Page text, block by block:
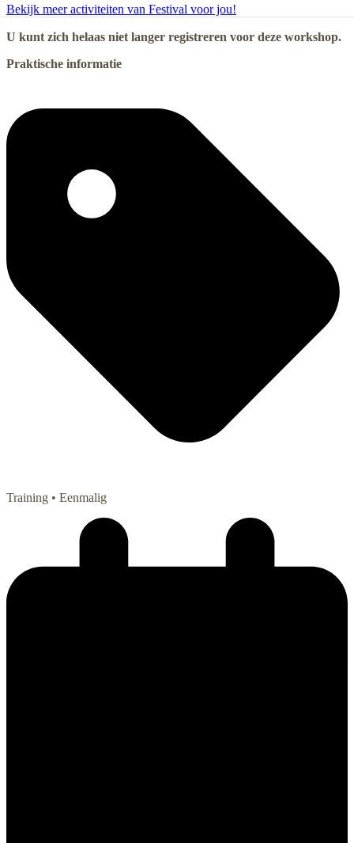
Bekijk meer activiteiten van Festival voor jou!
U kunt zich helaas niet langer registreren voor deze workshop.
Praktische informatie
Training • Eenmalig